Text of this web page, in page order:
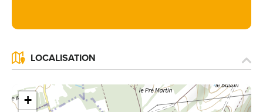
LOCALISATION
+